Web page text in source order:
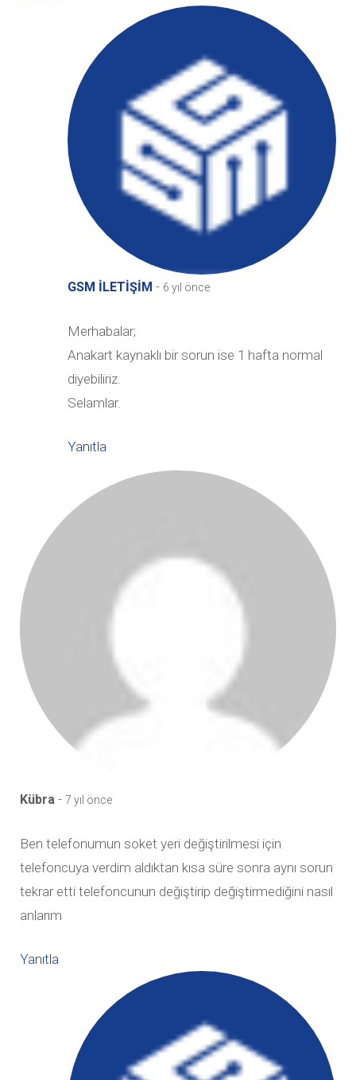
GSM İLETİŞİM - 6 yıl önce
Merhabalar;
Anakart kaynaklı bir sorun ise 1 hafta normal
diyebiliriz.
Selamlar.
Yanıtla
Kübra - 7 yıl önce
Ben telefonumun soket yeri değiştirilmesi için
telefoncuya verdim aldıktan kısa süre sonra aynı sorun
tekrar etti telefoncunun değiştirip değiştirmediğini nasıl
anlarım
Yanıtla